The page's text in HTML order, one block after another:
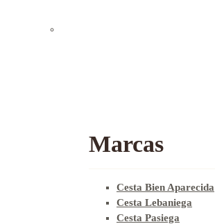
Marcas
Cesta Bien Aparecida
Cesta Lebaniega
Cesta Pasiega